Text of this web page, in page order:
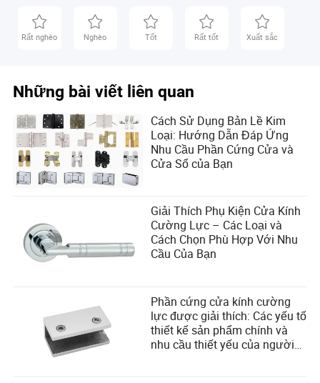
Jordan mang đến một kho tàng kiến thức và chuyên
môn cho các tác phẩm của mình. Ngoài niềm đam mê
Rất nghèo Nghèo Tốt Rất tốt Xuất sắc
Những bài viết liên quan
Cách Sử Dụng Bản Lề Kim
Loại: Hướng Dẫn Đáp Ứng
Nhu Cầu Phần Cứng Cửa và
Cửa Sổ của Bạn
Giải Thích Phụ Kiện Cửa Kính
Cường Lực – Các Loại và
Cách Chọn Phù Hợp Với Nhu
Cầu Của Bạn
Phần cứng cửa kính cường
lực được giải thích: Các yếu tố
thiết kế sản phẩm chính và
nhu cầu thiết yếu của người